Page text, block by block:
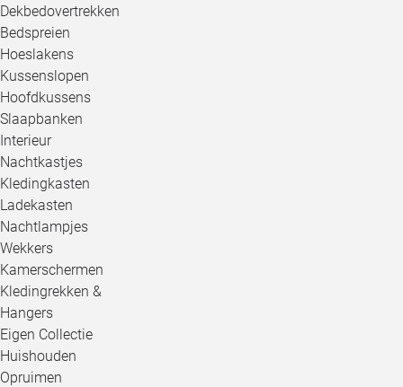
Dekbedovertrekken
Bedspreien
Hoeslakens
Kussenslopen
Hoofdkussens
Slaapbanken
Interieur
Nachtkastjes
Kledingkasten
Ladekasten
Nachtlampjes
Wekkers
Kamerschermen
Kledingrekken &
Hangers
Eigen Collectie
Huishouden
Opruimen